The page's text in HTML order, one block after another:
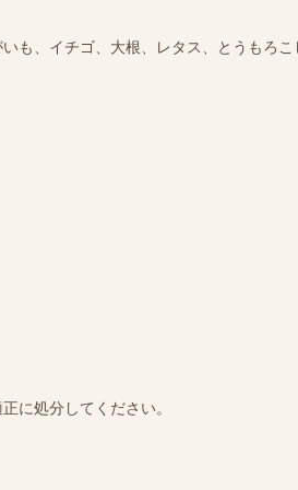
も、イチゴ、大根、レタス、とうもろこ
に処分してください。